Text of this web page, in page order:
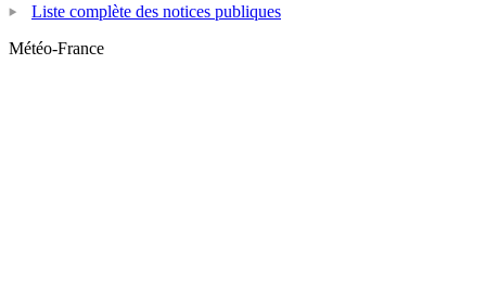
Liste complète des notices publiques
Météo-France